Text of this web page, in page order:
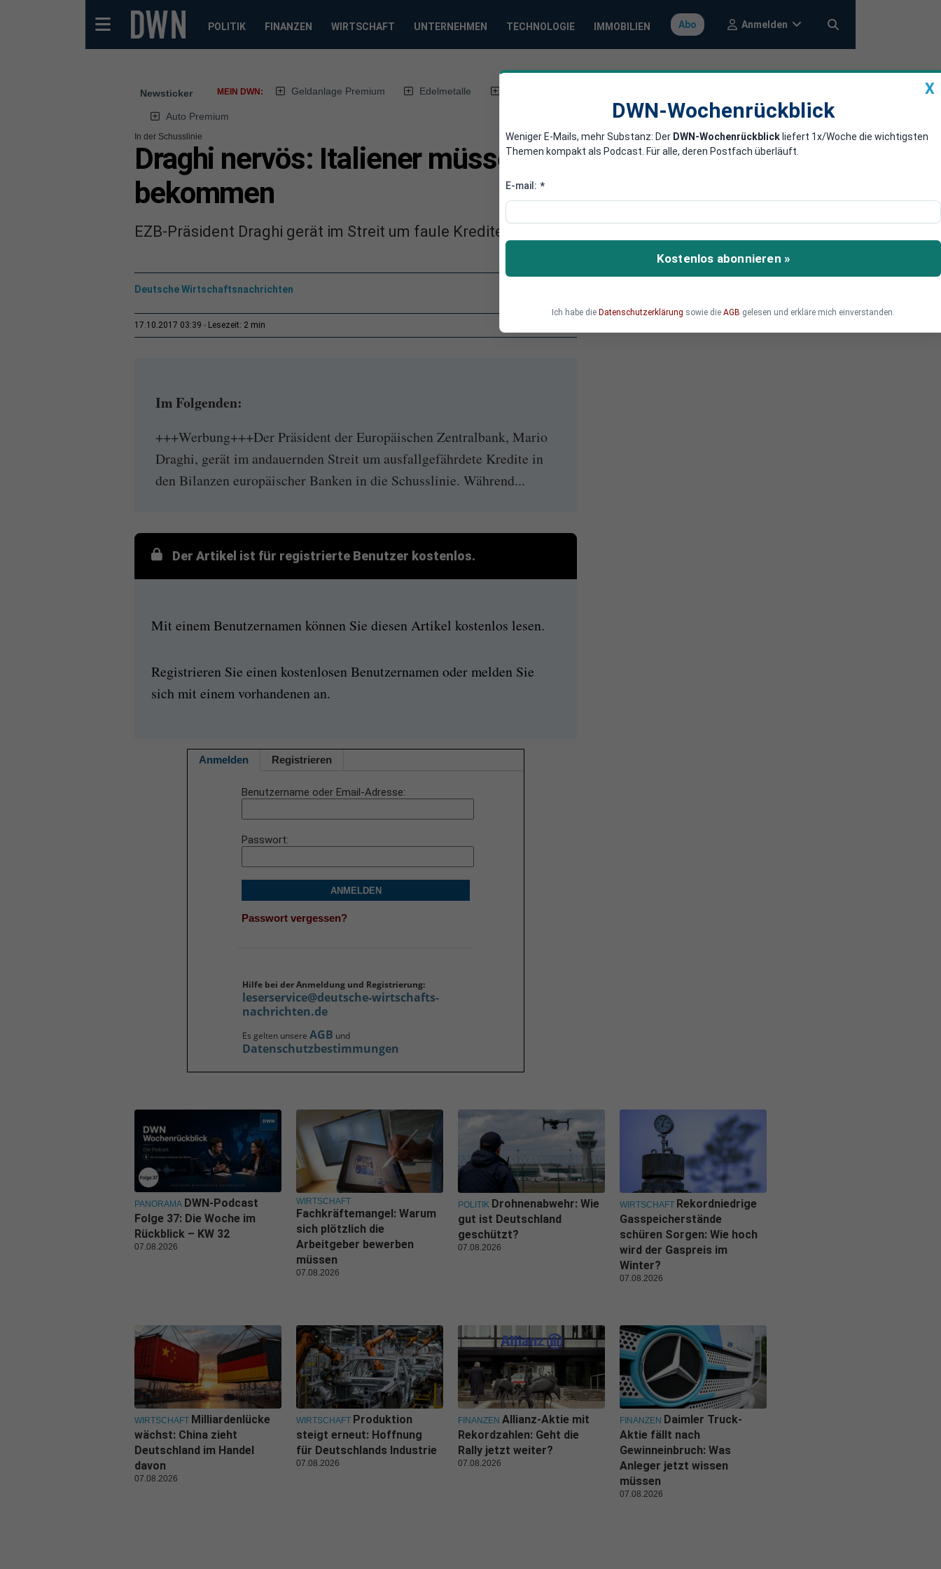
POLITIK FINANZEN WIRTSCHAFT UNTERNEHMEN TECHNOLOGIE IMMOBILIEN Abo Anmelden
Newsticker MEIN DWN: Geldanlage Premium Edelmetalle
Auto Premium
In der Schusslinie
Draghi nervös: Italiener müssen Banken-Krise in Griff
bekommen
EZB-Präsident Draghi gerät im Streit um faule Kredite bei Europas Banken in die Schusslinie.
Deutsche Wirtschaftsnachrichten
17.10.2017 03:39 Lesezeit: 2 min
Im Folgenden:
+++Werbung+++Der Präsident der Europäischen Zentralbank, Mario
Draghi, gerät im andauernden Streit um ausfallgefährdete Kredite in
den Bilanzen europäischer Banken in die Schusslinie. Während...
Der Artikel ist für registrierte Benutzer kostenlos.
Mit einem Benutzernamen können Sie diesen Artikel kostenlos lesen.
Registrieren Sie einen kostenlosen Benutzernamen oder melden Sie
sich mit einem vorhandenen an.
Anmelden Registrieren
Benutzername oder Email-Adresse
Passwort
ANMELDEN
Passwort vergessen?
Hilfe bei der Anmeldung und Registrierung:
leserservice@deutsche-wirtschafts-
nachrichten.de
Es gelten unsere AGB und
Datenschutzbestimmungen
X
DWN-Wochenrückblick
Weniger E-Mails, mehr Substanz: Der DWN-Wochenrückblick liefert 1x/Woche die wichtigsten
Themen kompakt als Podcast. Für alle, deren Postfach überläuft.
E-mail: *
Kostenlos abonnieren »
Ich habe die Datenschutzerklärung sowie die AGB gelesen und erkläre mich einverstanden.
PANORAMA DWN-Podcast
Folge 37: Die Woche im
Rückblick – KW 32
07.08.2026
WIRTSCHAFT
Fachkräftemangel: Warum
sich plötzlich die
Arbeitgeber bewerben
müssen
07.08.2026
POLITIK Drohnenabwehr: Wie
gut ist Deutschland
geschützt?
07.08.2026
WIRTSCHAFT Rekordniedrige
Gasspeicherstände
schüren Sorgen: Wie hoch
wird der Gaspreis im
Winter?
07.08.2026
WIRTSCHAFT Milliardenlücke
wächst: China zieht
Deutschland im Handel
davon
07.08.2026
WIRTSCHAFT Produktion
steigt erneut: Hoffnung
für Deutschlands Industrie
07.08.2026
FINANZEN Allianz-Aktie mit
Rekordzahlen: Geht die
Rally jetzt weiter?
07.08.2026
FINANZEN Daimler Truck-
Aktie fällt nach
Gewinneinbruch: Was
Anleger jetzt wissen
müssen
07.08.2026